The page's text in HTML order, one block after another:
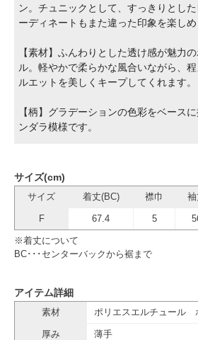
ン。チュニックとして、すっきりとし
ーディネートもまた違った印象を楽しめ
【素材】ふんわりとした透け感が魅力
ル。軽やかで柔らかな風合いながら、
ルエットを美しくキープしてくれます。
【柄】グラデーションの色彩をベース
ンダラ模様です。
サイズ(cm)
サイズ 着丈(BC) 襟巾 袖
F 67.4 5
※着丈について
BC･･･センターバックから裾まで
アイテム詳細
素材 ポリエスエルチュール
厚み 薄手